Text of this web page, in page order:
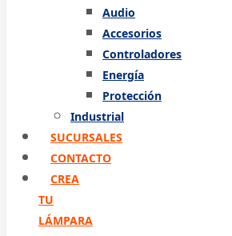
Audio
Accesorios
Controladores
Energía
Protección
Industrial
SUCURSALES
CONTACTO
CREA
TU
LÁMPARA